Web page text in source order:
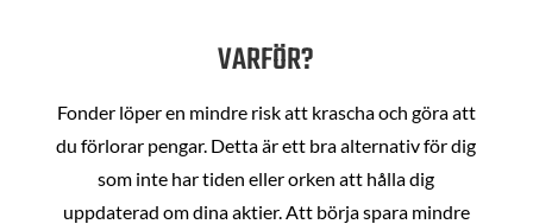
VARFÖR?
Fonder löper en mindre risk att krascha och göra att
du förlorar pengar. Detta är ett bra alternativ för dig
som inte har tiden eller orken att hålla dig
uppdaterad om dina aktier. Att börja spara mindre